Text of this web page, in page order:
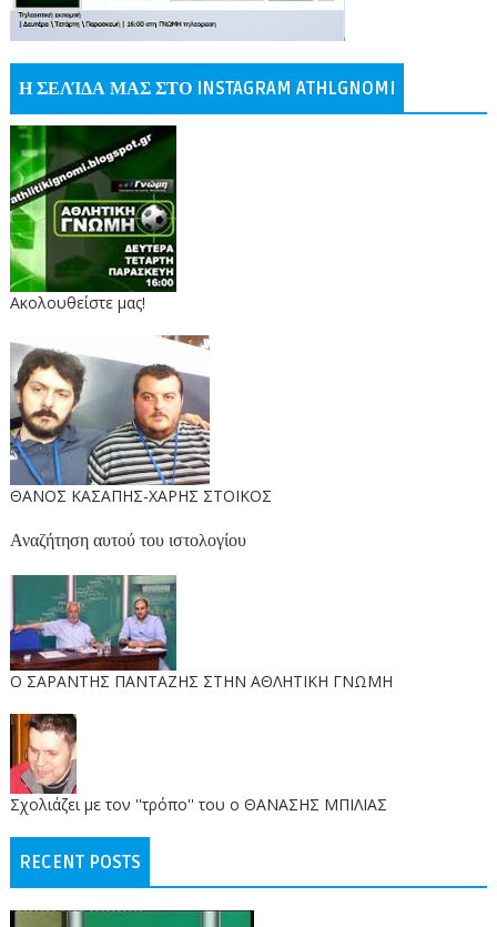
Η ΣΕΛΊΔΑ ΜΑΣ ΣΤΟ INSTAGRAM ATHLGNOMI
Ακολουθείστε μας!
ΘΑΝΟΣ ΚΑΣΑΠΗΣ-ΧΑΡΗΣ ΣΤΟΙΚΟΣ
Αναζήτηση αυτού του ιστολογίου
O ΣΑΡΑΝΤΗΣ ΠΑΝΤΑΖΗΣ ΣΤΗΝ ΑΘΛΗΤΙΚΗ ΓΝΩΜΗ
Σχολιάζει με τον ''τρόπο'' του ο ΘΑΝΑΣΗΣ ΜΠΙΛΙΑΣ
RECENT POSTS